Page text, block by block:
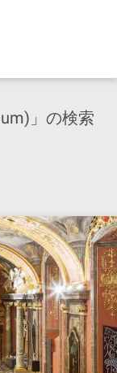
」の検索